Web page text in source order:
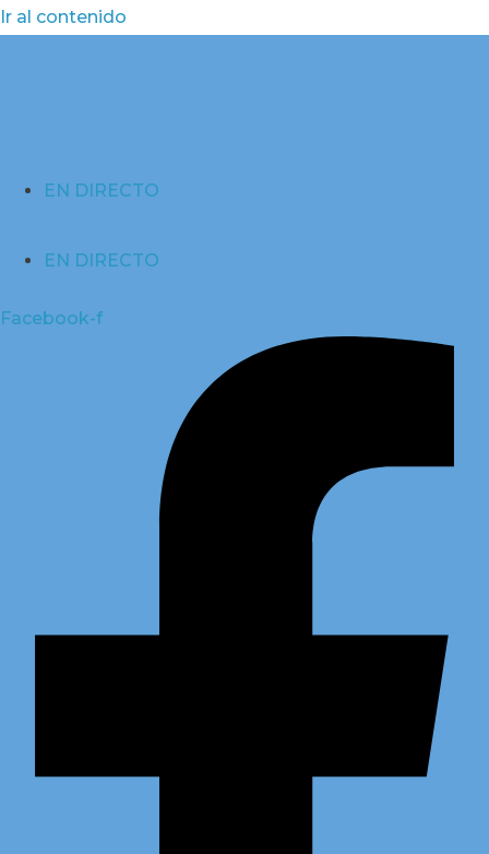
Ir al contenido
EN DIRECTO
EN DIRECTO
Facebook-f